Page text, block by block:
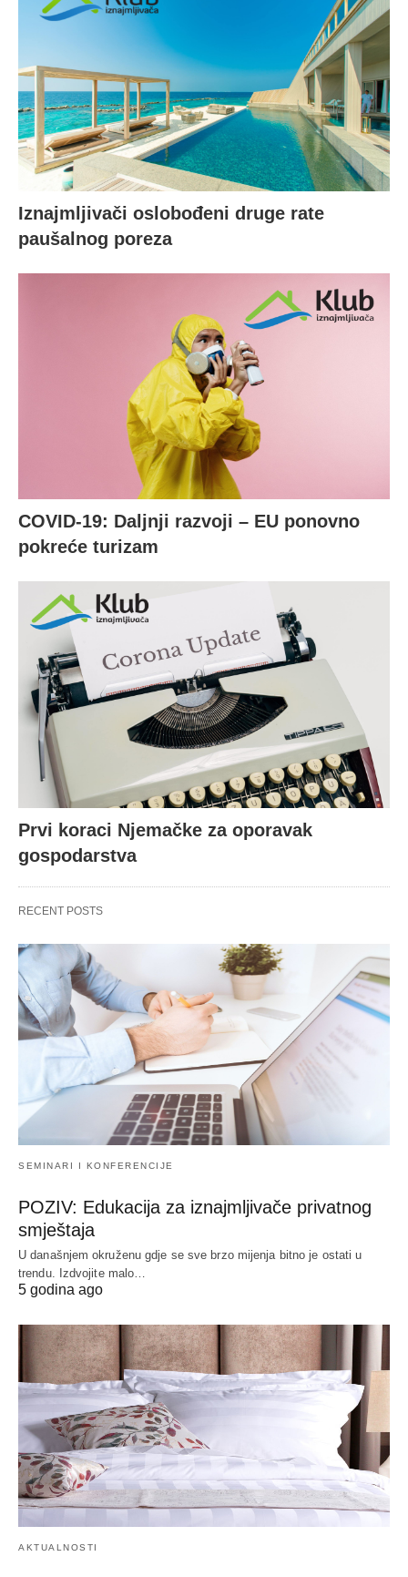
Iznajmljivači oslobođeni druge rate
paušalnog poreza
COVID-19: Daljnji razvoji – EU ponovno
pokreće turizam
Prvi koraci Njemačke za oporavak
gospodarstva
RECENT POSTS
SEMINARI I KONFERENCIJE
POZIV: Edukacija za iznajmljivače privatnog
smještaja
U današnjem okruženu gdje se sve brzo mijenja bitno je ostati u
trendu. Izdvojite malo…
5 godina ago
AKTUALNOSTI